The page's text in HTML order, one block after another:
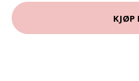
KJØP